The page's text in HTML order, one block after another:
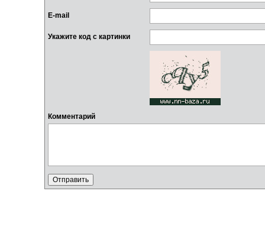
E-mail
Укажите код с картинки
Комментарий